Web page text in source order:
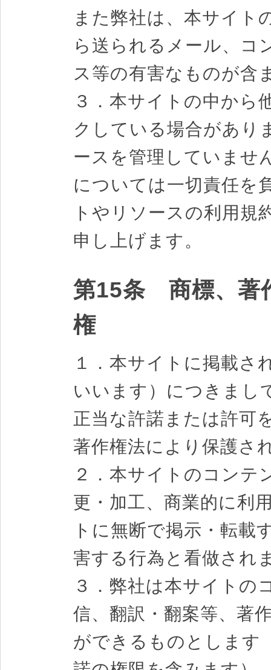
また弊社は、本サイト
ら送られるメール、コ
ス等の有害なものが含
３．本サイトの中から
クしている場合があり
ースを管理していませ
については一切責任を
トやリソースの利用規
申し上げます。
第15条 商標、著
権
１．本サイトに掲載さ
いいます）につきまし
正当な許諾または許可
著作権法により保護さ
２．本サイトのコンテ
更・加工、商業的に利
トに無断で掲示・転載
害する行為と看做され
３．弊社は本サイトの
信、翻訳・翻案等、著
ができるものとします